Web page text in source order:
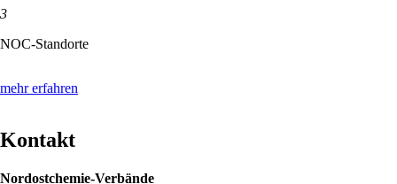
3
NOC-Standorte
mehr erfahren
Kontakt
Nordostchemie-Verbände